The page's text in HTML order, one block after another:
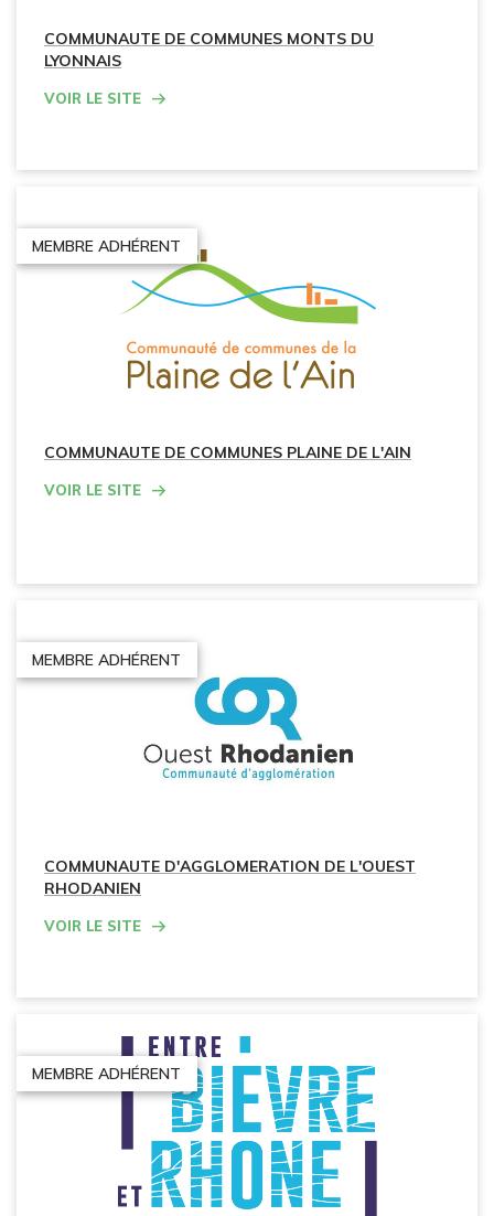
COMMUNAUTE DE COMMUNES MONTS DU
LYONNAIS
Voir le site
MEMBRE ADHÉRENT
COMMUNAUTE DE COMMUNES PLAINE DE L'AIN
Voir le site
MEMBRE ADHÉRENT
COMMUNAUTE D'AGGLOMERATION DE L'OUEST
RHODANIEN
Voir le site
MEMBRE ADHÉRENT